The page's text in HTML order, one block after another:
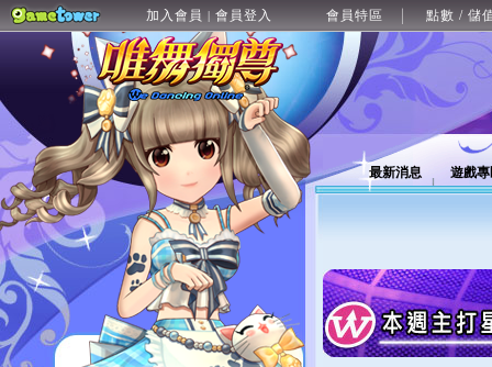
加入會員 | 會員登入 會員特區 點數 / 儲
最新消息 遊戲